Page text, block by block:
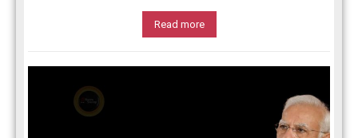
Read more